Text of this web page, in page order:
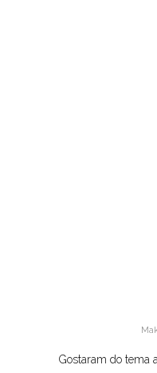
Gostaram do tema